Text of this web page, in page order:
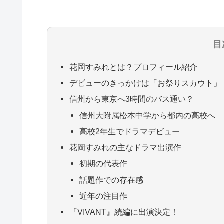
花岡すみれとは？プロフィール紹介
デビューのきっかけは「お祭りスカウト」
信州から東京へ3時間のバス通い？
信州大附属松本中学から都内の高校へ
高校2年生でドラマデビュー
花岡すみれの主なドラマ出演作
初期の代表作
話題作での存在感
近年の注目作
『VIVANT』続編に出演決定！